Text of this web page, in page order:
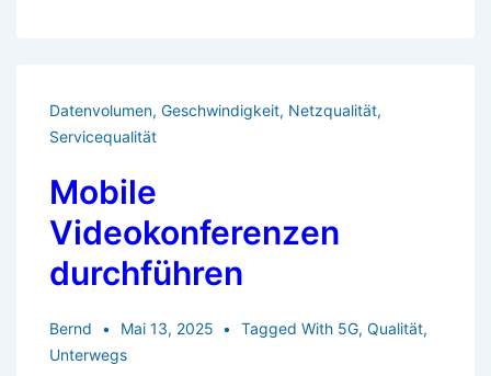
Datenvolumen, Geschwindigkeit, Netzqualität,
Servicequalität
Mobile
Videokonferenzen
durchführen
Bernd Mai 13, 2025 Tagged With 5G,Qualität,
Unterwegs